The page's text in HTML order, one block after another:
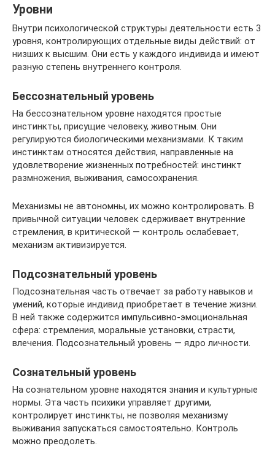
Уровни
Внутри психологической структуры деятельности есть 3
уровня, контролирующих отдельные виды действий: от
низших к высшим. Они есть у каждого индивида и имеют
разную степень внутреннего контроля.
Бессознательный уровень
На бессознательном уровне находятся простые
инстинкты, присущие человеку, животным. Они
регулируются биологическими механизмами. К таким
инстинктам относятся действия, направленные на
удовлетворение жизненных потребностей: инстинкт
размножения, выживания, самосохранения.
Механизмы не автономны, их можно контролировать. В
привычной ситуации человек сдерживает внутренние
стремления, в критической — контроль ослабевает,
механизм активизируется.
Подсознательный уровень
Подсознательная часть отвечает за работу навыков и
умений, которые индивид приобретает в течение жизни.
В ней также содержится импульсивно-эмоциональная
сфера: стремления, моральные установки, страсти,
влечения. Подсознательный уровень — ядро личности.
Сознательный уровень
На сознательном уровне находятся знания и культурные
нормы. Эта часть психики управляет другими,
контролирует инстинкты, не позволяя механизму
выживания запускаться самостоятельно. Контроль
можно преодолеть.